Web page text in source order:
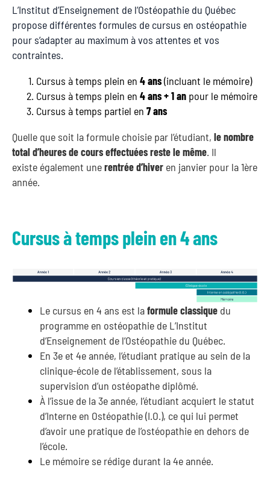
L’Institut d’Enseignement de l’Ostéopathie du Québec
propose différentes formules de cursus en ostéopathie
pour s’adapter au maximum à vos attentes et vos
contraintes.
Cursus à temps plein en 4 ans(incluant le mémoire)
Cursus à temps plein en 4 ans + 1 an pour le mémoire
Cursus à temps partiel en 7 ans
Quelle que soit la formule choisie par l’étudiant, le nombre
total d’heures de cours effectuées reste le même. Il
existe également unerentrée d’hiver en janvier pour la 1ère
année.
Cursus à temps plein en 4 ans
Le cursus en 4 ans est laformule classique du
programme en ostéopathie de L’Institut
d’Enseignement de l’Ostéopathie du Québec.
En 3e et 4e année, l’étudiant pratique au sein de la
clinique-école de l’établissement, sous la
supervision d’un ostéopathe diplômé.
À l’issue de la 3e année, l’étudiant acquiert le statut
d’Interne en Ostéopathie (I.O.), ce qui lui permet
d’avoir une pratique de l’ostéopathie en dehors de
l’école.
Le mémoire se rédige durant la 4e année.